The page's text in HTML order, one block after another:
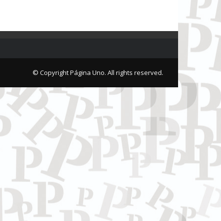
© Copyright Página Uno. All rights reserved.